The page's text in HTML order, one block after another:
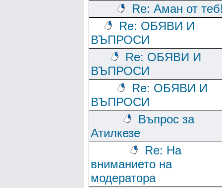
Re: Аман от
Re: ОБЯВИ И
ВЪПРОСИ
Re: ОБЯВИ И
ВЪПРОСИ
Re: ОБЯВИ И
ВЪПРОСИ
Въпрос за
Атилкезе
Re: На
вниманието на
модератора